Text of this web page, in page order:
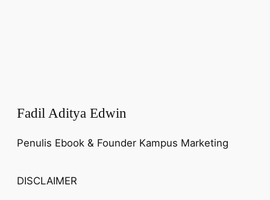
Fadil Aditya Edwin
Penulis Ebook & Founder Kampus Marketing
DISCLAIMER